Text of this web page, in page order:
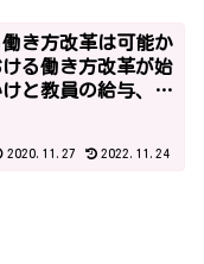
き方改革は可能か
る働き方改革が始
と教員の給与、平
のガイドライン」～
2020.11.27 2022.11.24